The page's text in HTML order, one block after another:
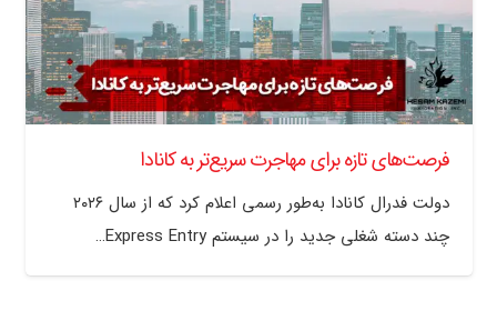
فرصت‌های تازه برای مهاجرت سریع‌تر به کانادا
دولت فدرال کانادا به‌طور رسمی اعلام کرد که از سال ۲۰۲۶
چند دسته شغلی جدید را در سیستم Express Entry…